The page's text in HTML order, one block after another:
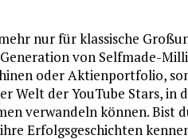
nur für klassische
von Selfmade-
oder Aktienportfolio,
Welt der YouTube Stars, in
verwandeln können. Bist
Erfolgsgeschichten